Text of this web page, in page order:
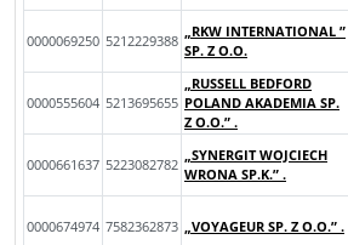
0000069250 5212229388
„RKW INTERNATIONAL ”
SP. Z O.O.
0000555604 5213695655
„RUSSELL BEDFORD
POLAND AKADEMIA SP.
Z O.O.” .
0000661637 5223082782
„SYNERGIT WOJCIECH
WRONA SP.K.” .
0000674974 7582362873 „VOYAGEUR SP. Z O.O.” .